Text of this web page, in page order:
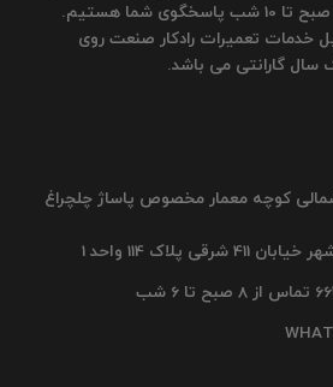
روزهای تعطیل از ساعت 8 صبح تا 10 شب پاسخگوی شما هستیم.
خدمات تعمیرات رادکار صنعت روی
گارانتی می باشد.
شمالی کوچه معمار مخصوص پاساژ چلچراغ